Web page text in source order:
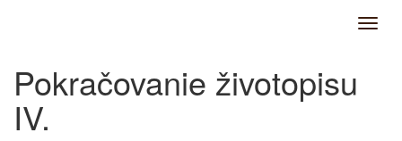
Pokračovanie životopisu
IV.